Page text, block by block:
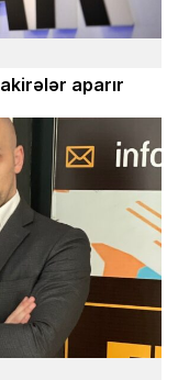
aparır